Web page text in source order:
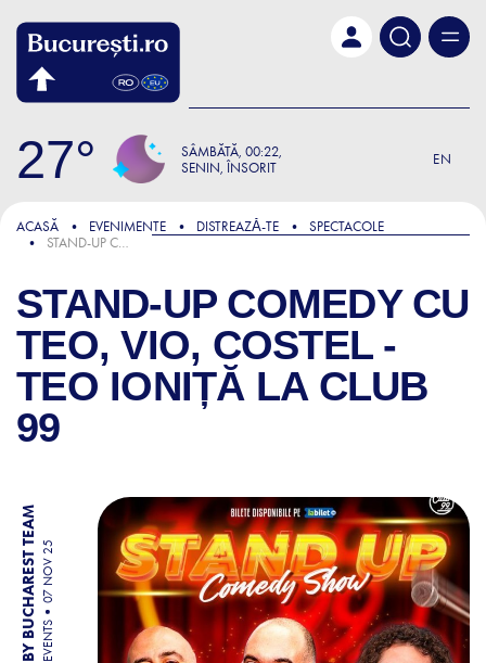
27 SÂMBĂTĂ 00:22
SENIN, ÎNSORIT
EN
ACASĂ EVENIMENTE DISTREAZǍ-TE
SPECTACOLE
STAND-UP COMEDY CU TEO, VIO, COSTEL - TEO IONIȚĂ LA CLUB 99
STAND-UP COMEDY CU
TEO, VIO, COSTEL -
TEO IONIȚĂ LA CLUB
99
BY BUCHAREST TEAM EVENTS
07 NOV 25